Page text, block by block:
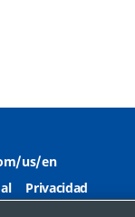
us/en
Privacidad